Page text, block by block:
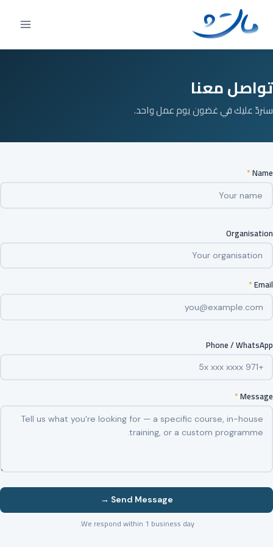
content
تواصل معنا
سنردّ عليك في غضون يوم عمل واحد.
Name
*
Organisation
Email
*
Phone / WhatsApp
Message
*
Send Message →
We respond within 1 business day.